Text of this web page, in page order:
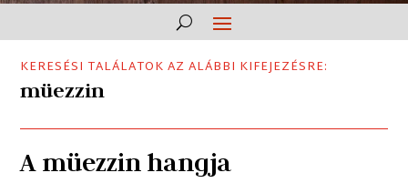
KERESÉSI TALÁLATOK AZ ALÁBBI KIFEJEZÉSRE:
müezzin
A müezzin hangja